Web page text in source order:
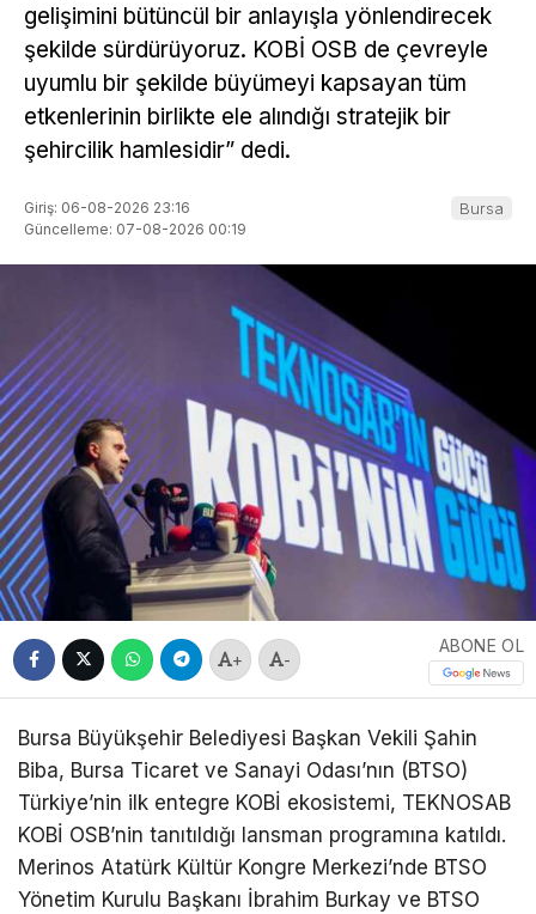
gelişimini bütüncül bir anlayışla yönlendirecek
şekilde sürdürüyoruz. KOBİ OSB de çevreyle
uyumlu bir şekilde büyümeyi kapsayan tüm
etkenlerinin birlikte ele alındığı stratejik bir
şehircilik hamlesidir” dedi.
Giriş: 06-08-2026 23:16
Güncelleme: 07-08-2026 00:19
Bursa
+ -
ABONE OL
Bursa Büyükşehir Belediyesi Başkan Vekili Şahin
Biba, Bursa Ticaret ve Sanayi Odası’nın (BTSO)
Türkiye’nin ilk entegre KOBİ ekosistemi, TEKNOSAB
KOBİ OSB’nin tanıtıldığı lansman programına katıldı.
Merinos Atatürk Kültür Kongre Merkezi’nde BTSO
Yönetim Kurulu Başkanı İbrahim Burkay ve BTSO